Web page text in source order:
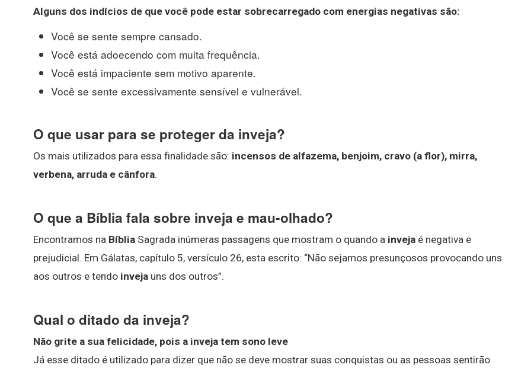
Alguns dos indícios de que você pode estar sobrecarregado com energias negativas são:
Você se sente sempre cansado.
Você está adoecendo com muita frequência.
Você está impaciente sem motivo aparente.
Você se sente excessivamente sensível e vulnerável.
O que usar para se proteger da inveja?
Os mais utilizados para essa finalidade são: incensos de alfazema, benjoim, cravo (a flor), mirra,
verbena, arruda e cânfora.
O que a Bíblia fala sobre inveja e mau-olhado?
Encontramos na Bíblia Sagrada inúmeras passagens que mostram o quando a inveja é negativa e
prejudicial. Em Gálatas, capítulo 5, versículo 26, esta escrito: “Não sejamos presunçosos provocando uns
aos outros e tendo inveja uns dos outros”.
Qual o ditado da inveja?
Não grite a sua felicidade, pois a inveja tem sono leve
Já esse ditado é utilizado para dizer que não se deve mostrar suas conquistas ou as pessoas sentirão